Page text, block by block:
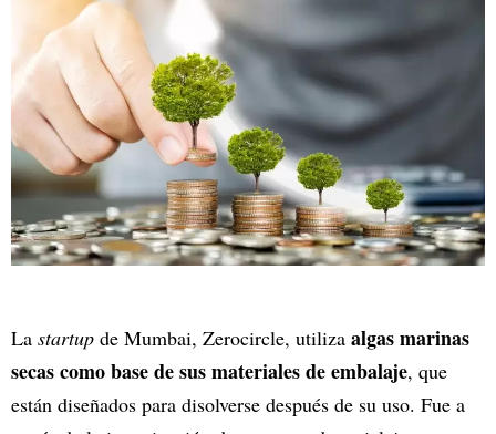
La startup de Mumbai, Zerocircle, utiliza algas marinas
secas como base de sus materiales de embalaje, que
están diseñados para disolverse después de su uso. Fue a